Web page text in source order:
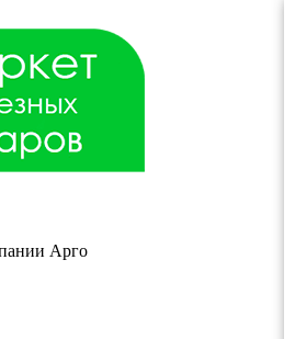
Арго